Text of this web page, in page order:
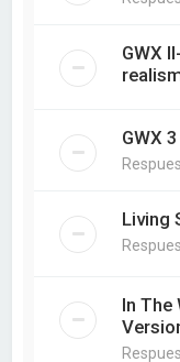
GWX
GWX
Living
In The